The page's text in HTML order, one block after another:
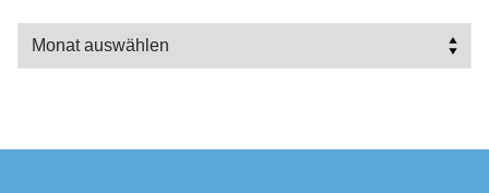
Archiv